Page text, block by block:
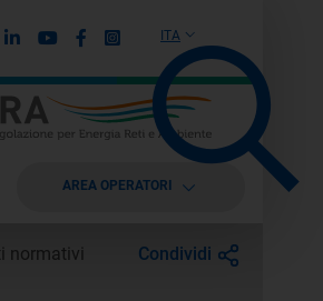
ITA
LinkedinYoutubeFacebook
Instagram
AREA OPERATORI
normativi Condividi